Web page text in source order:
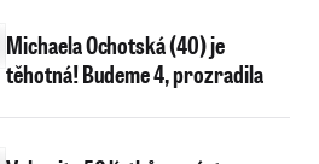
Michaela Ochotská (40) je
těhotná! Budeme 4, prozradila